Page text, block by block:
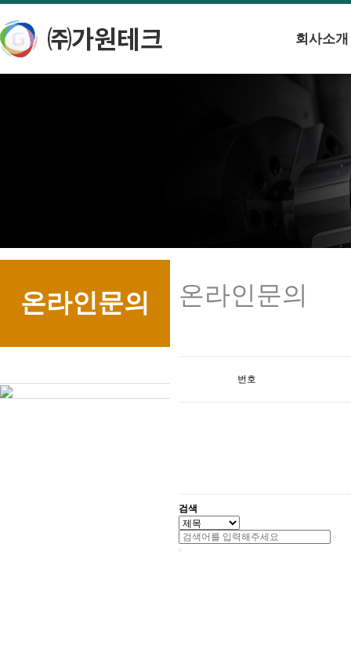
회사소개
온라인문의 온라인문의
번호
검색